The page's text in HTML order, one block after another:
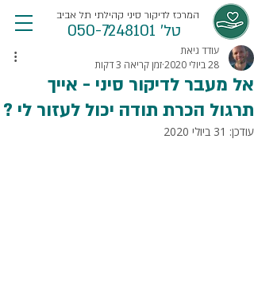
טל' 050-7248101
המרכז לדיקור סיני קהילתי תל אביב
אל מעבר לדיקור סיני - אייך
תרגול הכרת תודה יכול לעזור לי ?
עודד גיאת
28 ביולי 2020
זמן קריאה 3 דקות
עודכן: 31 ביולי 2020